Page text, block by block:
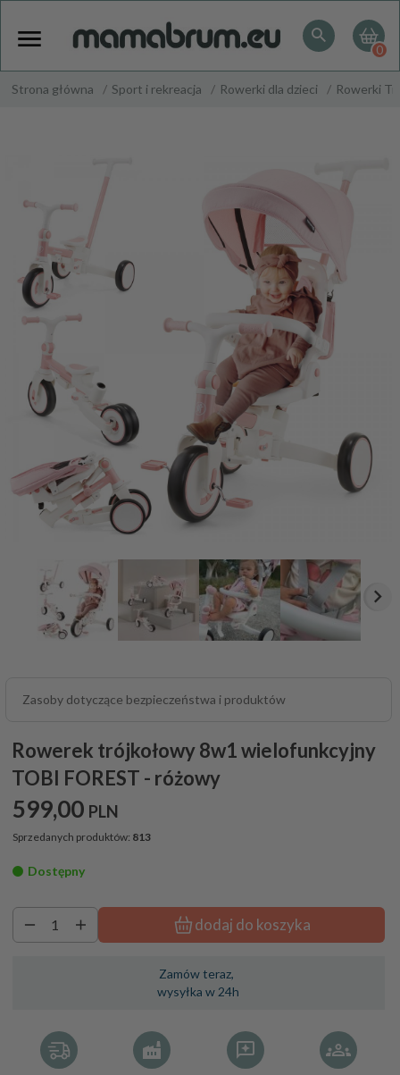
0
Strona główna Sport i rekreacja Rowerki dla dzieci Rowerki
Zasoby dotyczące bezpieczeństwa i produktów
Rowerek trójkołowy 8w1 wielofunkcyjny
TOBI FOREST - różowy
599,00 PLN
Sprzedanych produktów: 813
Dostępny
dodaj do koszyka
Zamów teraz,
wysyłka w 24h